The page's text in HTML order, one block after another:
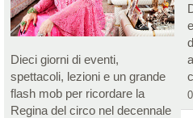
Dieci giorni di eventi,
spettacoli, lezioni e un grande
flash mob per ricordare la
Regina del circo nel decennale